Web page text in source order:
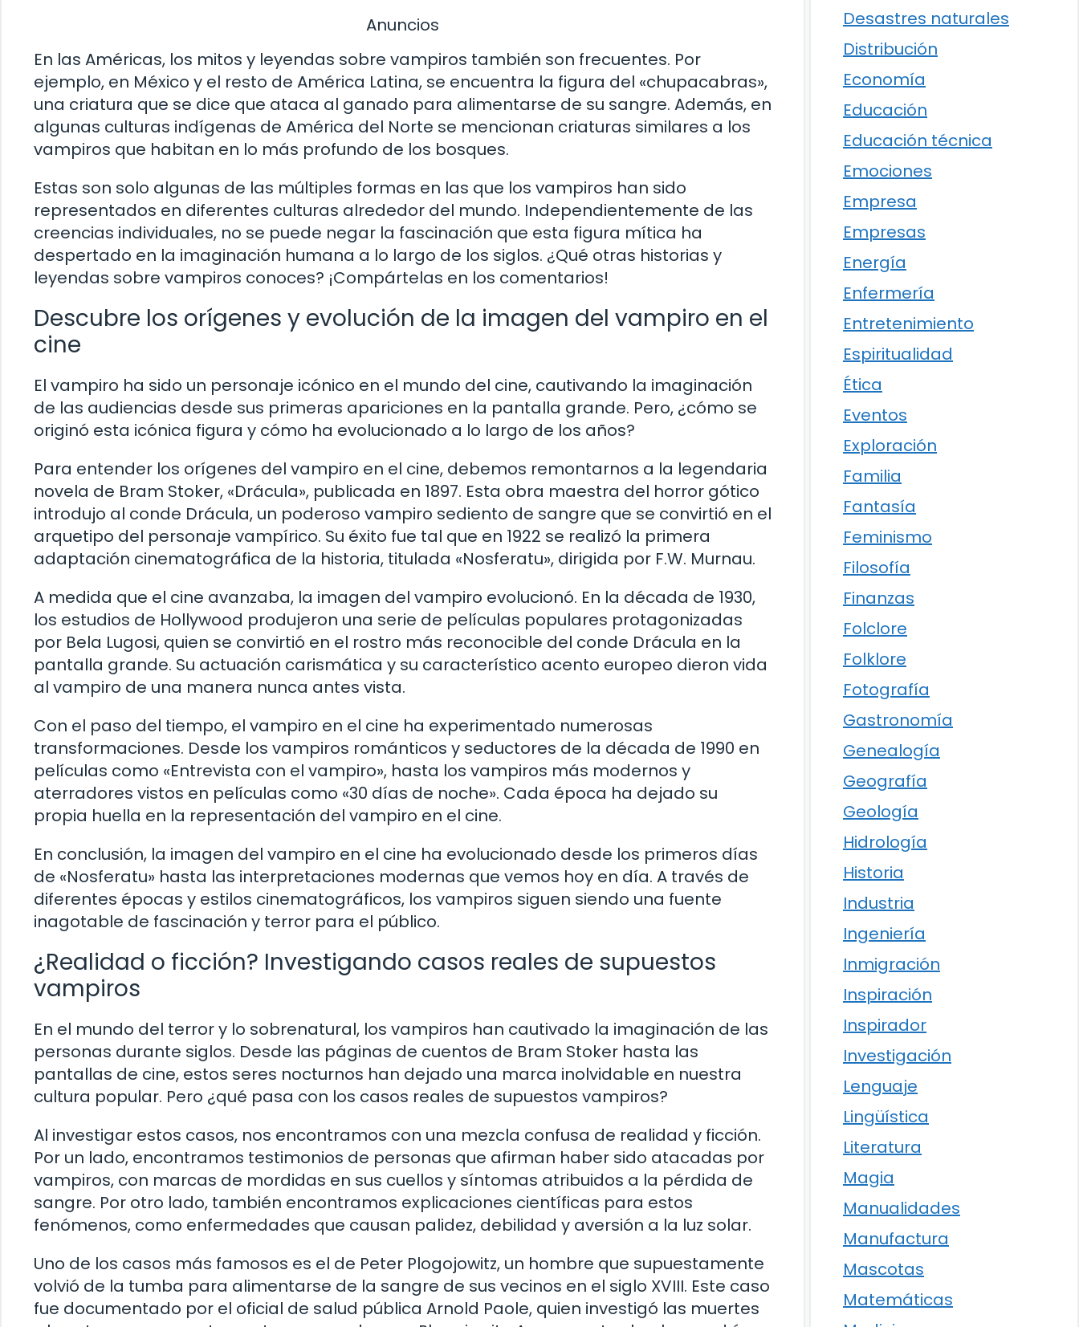
Anuncios
En las Américas, los mitos y leyendas sobre vampiros también son frecuentes. Por
ejemplo, en México y el resto de América Latina, se encuentra la figura del «chupacabras»,
una criatura que se dice que ataca al ganado para alimentarse de su sangre. Además, en
algunas culturas indígenas de América del Norte se mencionan criaturas similares a los
vampiros que habitan en lo más profundo de los bosques.
Estas son solo algunas de las múltiples formas en las que los vampiros han sido
representados en diferentes culturas alrededor del mundo. Independientemente de las
creencias individuales, no se puede negar la fascinación que esta figura mítica ha
despertado en la imaginación humana a lo largo de los siglos. ¿Qué otras historias y
leyendas sobre vampiros conoces? ¡Compártelas en los comentarios!
Descubre los orígenes y evolución de la imagen del vampiro en el
cine
El vampiro ha sido un personaje icónico en el mundo del cine, cautivando la imaginación
de las audiencias desde sus primeras apariciones en la pantalla grande. Pero, ¿cómo se
originó esta icónica figura y cómo ha evolucionado a lo largo de los años?
Para entender los orígenes del vampiro en el cine, debemos remontarnos a la legendaria
novela de Bram Stoker, «Drácula», publicada en 1897. Esta obra maestra del horror gótico
introdujo al conde Drácula, un poderoso vampiro sediento de sangre que se convirtió en el
arquetipo del personaje vampírico. Su éxito fue tal que en 1922 se realizó la primera
adaptación cinematográfica de la historia, titulada «Nosferatu», dirigida por F.W. Murnau.
A medida que el cine avanzaba, la imagen del vampiro evolucionó. En la década de 1930,
los estudios de Hollywood produjeron una serie de películas populares protagonizadas
por Bela Lugosi, quien se convirtió en el rostro más reconocible del conde Drácula en la
pantalla grande. Su actuación carismática y su característico acento europeo dieron vida
al vampiro de una manera nunca antes vista.
Con el paso del tiempo, el vampiro en el cine ha experimentado numerosas
transformaciones. Desde los vampiros románticos y seductores de la década de 1990 en
películas como «Entrevista con el vampiro», hasta los vampiros más modernos y
aterradores vistos en películas como «30 días de noche». Cada época ha dejado su
propia huella en la representación del vampiro en el cine.
En conclusión, la imagen del vampiro en el cine ha evolucionado desde los primeros días
de «Nosferatu» hasta las interpretaciones modernas que vemos hoy en día. A través de
diferentes épocas y estilos cinematográficos, los vampiros siguen siendo una fuente
inagotable de fascinación y terror para el público.
¿Realidad o ficción? Investigando casos reales de supuestos
vampiros
En el mundo del terror y lo sobrenatural, los vampiros han cautivado la imaginación de las
personas durante siglos. Desde las páginas de cuentos de Bram Stoker hasta las
pantallas de cine, estos seres nocturnos han dejado una marca inolvidable en nuestra
cultura popular. Pero ¿qué pasa con los casos reales de supuestos vampiros?
Al investigar estos casos, nos encontramos con una mezcla confusa de realidad y ficción.
Por un lado, encontramos testimonios de personas que afirman haber sido atacadas por
vampiros, con marcas de mordidas en sus cuellos y síntomas atribuidos a la pérdida de
sangre. Por otro lado, también encontramos explicaciones científicas para estos
fenómenos, como enfermedades que causan palidez, debilidad y aversión a la luz solar.
Uno de los casos más famosos es el de Peter Plogojowitz, un hombre que supuestamente
volvió de la tumba para alimentarse de la sangre de sus vecinos en el siglo XVIII. Este caso
fue documentado por el oficial de salud pública Arnold Paole, quien investigó las muertes
Desastres naturales
Distribución
Economía
Educación
Educación técnica
Emociones
Empresa
Empresas
Energía
Enfermería
Entretenimiento
Espiritualidad
Ética
Eventos
Exploración
Familia
Fantasía
Feminismo
Filosofía
Finanzas
Folclore
Folklore
Fotografía
Gastronomía
Genealogía
Geografía
Geología
Hidrología
Historia
Industria
Ingeniería
Inmigración
Inspiración
Inspirador
Investigación
Lenguaje
Lingüística
Literatura
Magia
Manualidades
Manufactura
Mascotas
Matemáticas